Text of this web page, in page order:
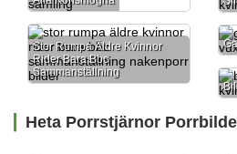
Stor Rumpa Äldre Kvinnor
Rider Bara Bbc
Sammanställning
Heta Porrstjärnor